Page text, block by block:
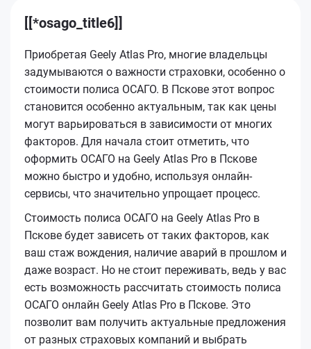
[[*osago_title6]]
Приобретая Geely Atlas Pro, многие владельцы
задумываются о важности страховки, особенно о
стоимости полиса ОСАГО. В Пскове этот вопрос
становится особенно актуальным, так как цены
могут варьироваться в зависимости от многих
факторов. Для начала стоит отметить, что
оформить ОСАГО на Geely Atlas Pro в Пскове
можно быстро и удобно, используя онлайн-
сервисы, что значительно упрощает процесс.
Стоимость полиса ОСАГО на Geely Atlas Pro в
Пскове будет зависеть от таких факторов, как
ваш стаж вождения, наличие аварий в прошлом и
даже возраст. Но не стоит переживать, ведь у вас
есть возможность рассчитать стоимость полиса
ОСАГО онлайн Geely Atlas Pro в Пскове. Это
позволит вам получить актуальные предложения
от разных страховых компаний и выбрать